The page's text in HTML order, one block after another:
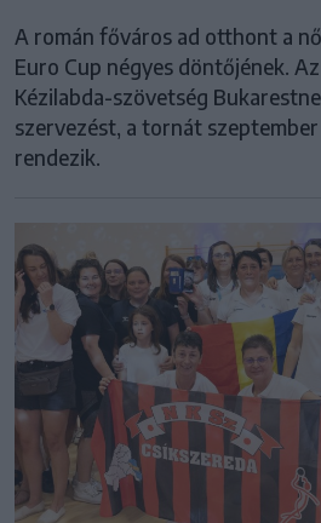
A román főváros ad otthont a
Euro Cup négyes döntőjének.
Kézilabda-szövetség
szervezést, a tornát
rendezik.